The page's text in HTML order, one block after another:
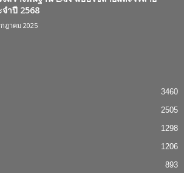
จำปี 2568
ฎาคม 2025
3460
2505
1298
1206
893